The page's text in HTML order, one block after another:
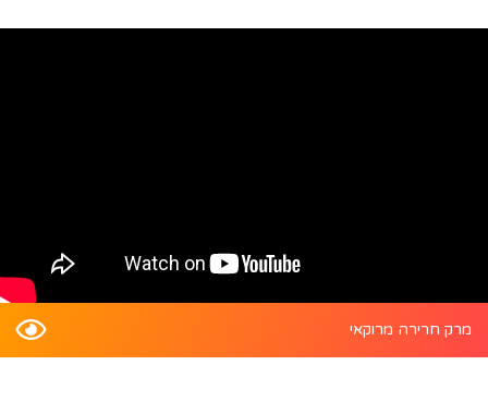
מרק חרירה מרוקאי